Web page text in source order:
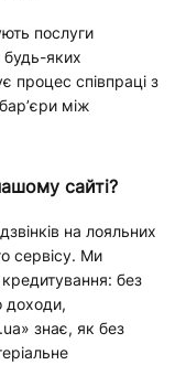
послуги
будь-яких
процес співпраці з
між
сайті?
на лояльних
сервісу. Ми
без
доходи,
знає, як без